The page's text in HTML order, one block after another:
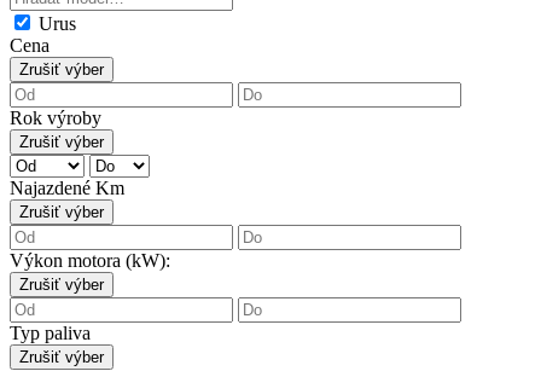
Urus
Cena
Zrušiť výber
Rok výroby
Zrušiť výber
Najazdené Km
Zrušiť výber
Výkon motora (kW):
Zrušiť výber
Typ paliva
Zrušiť výber